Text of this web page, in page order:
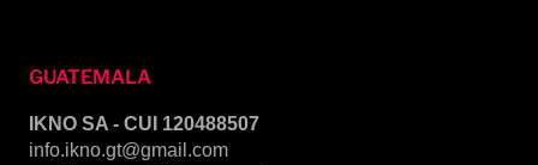
GUATEMALA
IKNO SA - CUI 120488507
info.ikno.gt@gmail.com